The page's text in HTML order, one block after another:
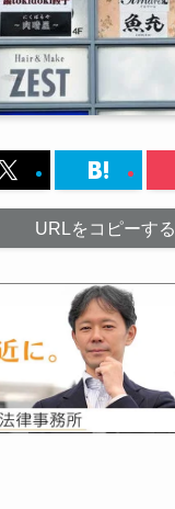
URLをコピーする